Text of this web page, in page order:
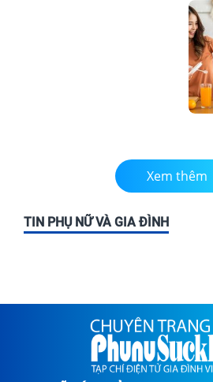
Xem thêm
TIN PHỤ NỮ VÀ GIA ĐÌNH